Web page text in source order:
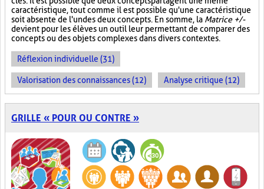
caractéristique, tout comme il est possible qu'une caractéristique
soit absente de l'un des deux concepts. En somme, la Matrice +/-
devient pour les élèves un outil leur permettant de comparer des
concepts ou des objets complexes dans divers contextes.
Réflexion individuelle (31)
Valorisation des connaissances (12) Analyse critique (12)
GRILLE « POUR OU CONTRE »